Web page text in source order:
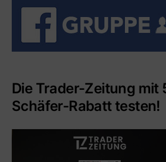
Die Trader-Zeitung mit
Schäfer-Rabatt testen!